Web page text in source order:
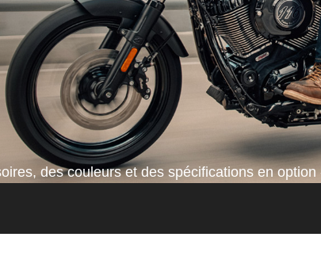
des couleurs et des spécifications en